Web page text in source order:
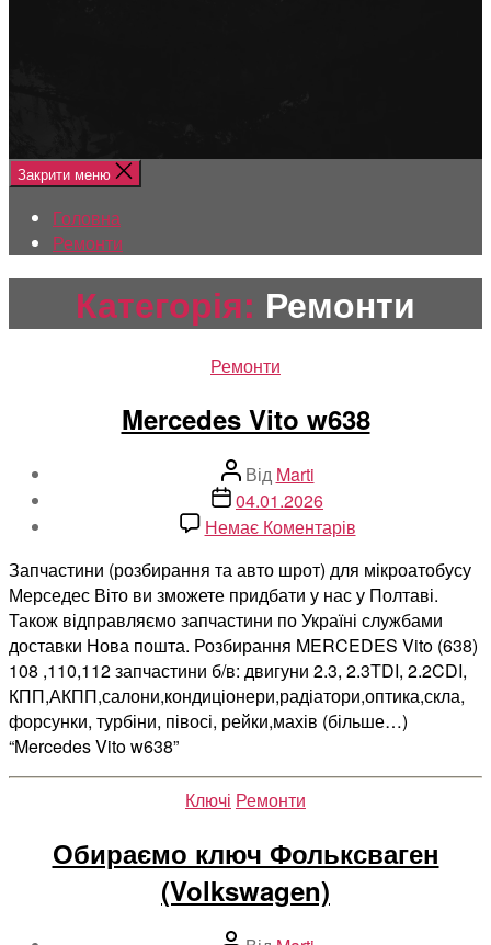
Закрити меню
Головна
Ремонти
Категорія: Ремонти
Категорії
Ремонти
Mercedes Vito w638
Автор
запису
Від Marti
Дата
запису
04.01.2026
Немає Коментарівдо
Vito
w638
Запчастини (розбирання та авто шрот) для мікроатобусу
Мерседес Віто ви зможете придбати у нас у Полтаві.
Також відправляємо запчастини по Україні службами
доставки Нова пошта. Розбирання MERCEDES Vito (638)
108 ,110,112 запчастини б/в: двигуни 2.3, 2.3TDI, 2.2CDI,
КПП,АКПП,салони,кондиціонери,радіатори,оптика,скла,
форсунки, турбіни, півосі, рейки,махів (більше…)
“Mercedes Vito w638”
Категорії
Ключі Ремонти
Обираємо ключ Фольксваген
(Volkswagen)